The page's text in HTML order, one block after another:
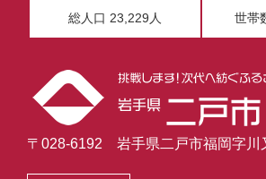
総人口 23,229人 世帯
〒028-6192 岩手県二戸市福岡字川